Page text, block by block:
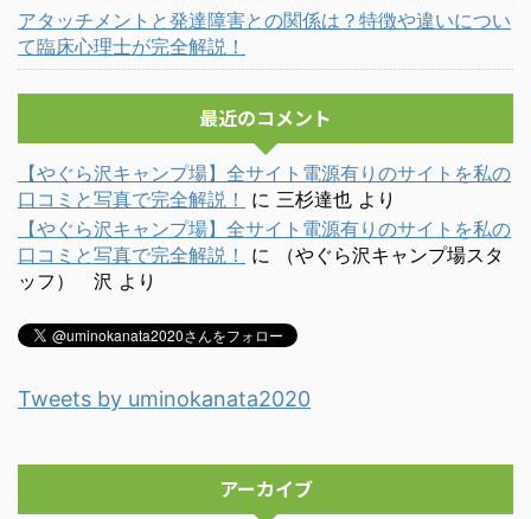
アタッチメントと発達障害との関係は？特徴や違いについ
て臨床心理士が完全解説！
最近のコメント
【やぐら沢キャンプ場】全サイト電源有りのサイトを私の
口コミと写真で完全解説！
に 三杉達也 より
【やぐら沢キャンプ場】全サイト電源有りのサイトを私の
口コミと写真で完全解説！
に
（やぐら沢キャンプ場スタ
ッフ） 沢 より
Tweets by uminokanata2020
アーカイブ